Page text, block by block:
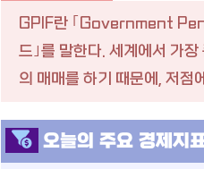
GPIF란 ｢Government
드｣를 말한다. 세계에서 가
의 매매를 하기 때문에, 저점
오늘의 주요 경제지